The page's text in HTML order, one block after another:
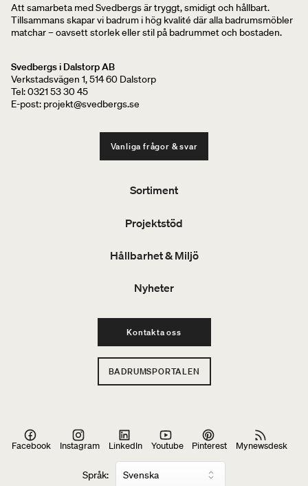
Att samarbeta med Svedbergs är tryggt, smidigt och hållbart.
Tillsammans skapar vi badrum i hög kvalité där alla badrumsmöbler
matchar – oavsett storlek eller stil på badrummet och bostaden.
Svedbergs i Dalstorp AB
Verkstadsvägen 1, 514 60 Dalstorp
Tel: 0321 53 30 45
E-post: projekt@svedbergs.se
Vanliga frågor & svar
Sortiment
Projektstöd
Hållbarhet & Miljö
Nyheter
Kontakta oss
BADRUMSPORTALEN
Språk:
Facebook Instagram LinkedIn Youtube Pinterest Mynewsdesk